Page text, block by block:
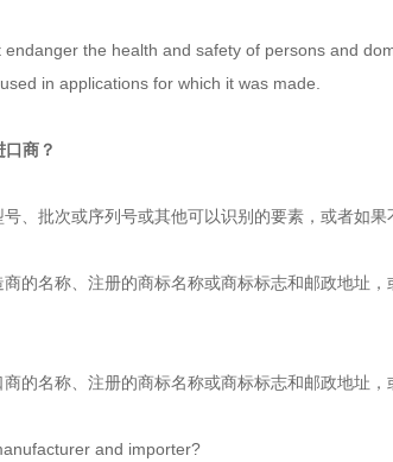
the health and safety of persons and
in applications for which it was made.
商？
、批次或序列号或其他可以识别的要素，或者如果
的名称、注册的商标名称或商标标志和邮政地址
的名称、注册的商标名称或商标标志和邮政地址
and importer?